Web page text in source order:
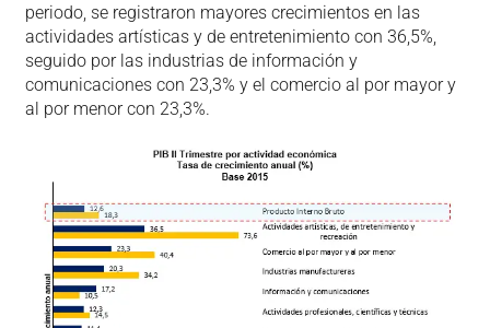
periodo, se registraron mayores crecimientos en las
actividades artísticas y de entretenimiento con 36,5%,
seguido por las industrias de información y
comunicaciones con 23,3% y el comercio al por mayor y
al por menor con 23,3%.